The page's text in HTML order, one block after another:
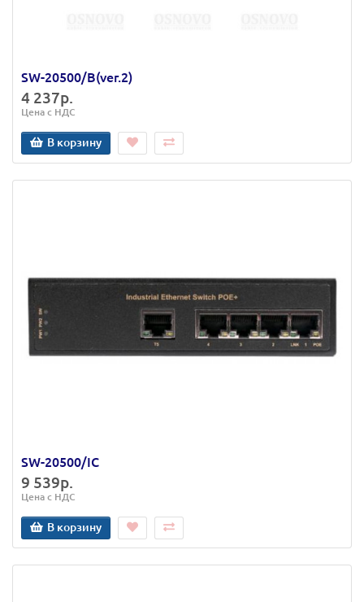
SW-20500/B(ver.2)
4 237р.
Цена с НДС
В корзину
SW-20500/IC
9 539р.
Цена с НДС
В корзину